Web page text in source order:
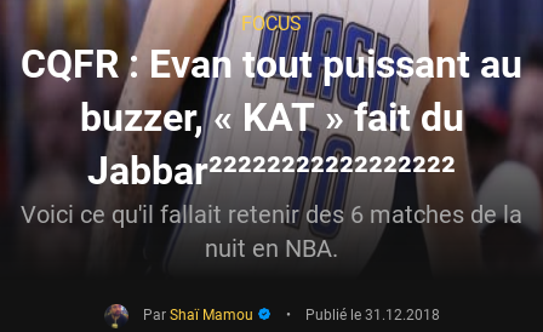
FOCUS
CQFR : Evan tout puissant au
buzzer, « KAT » fait du
Jabbar²²²²²²²²²²²²²²²²²
Voici ce qu'il fallait retenir des 6 matches de la
nuit en NBA.
Par Shaï Mamou • Publié le 31.12.2018